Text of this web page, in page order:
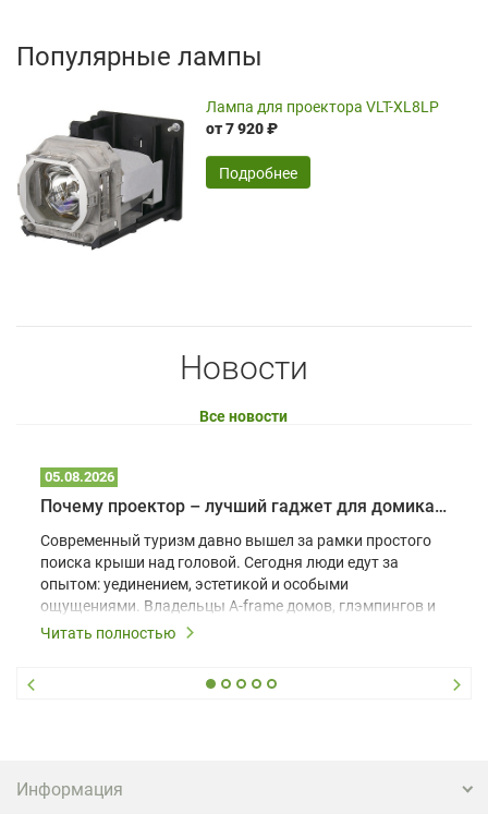
Популярные лампы
Лампа для проектора VLT-XL8LP
от 7 920 ₽
Подробнее
Новости
Все новости
05.08.2026
Почему проектор – лучший гаджет для домика в глэмпинге
Современный туризм давно вышел за рамки простого
поиска крыши над головой. Сегодня люди едут за
опытом: уединением, эстетикой и особыми
ощущениями. Владельцы A-frame домов, глэмпингов и
шале понимают, что конкуренция растет, и
вернуться и поделиться впечатлениями в соцсетях,
проектора.
Читать полностью
Информация